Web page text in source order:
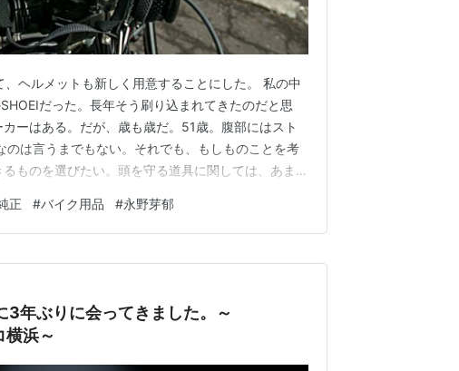
ヘルメットも新しく用意することにした。 私の中
だった。長年そう刷り込まれてきたのだと思
ーはある。だが、歳も歳だ。51歳。腹部にはスト
のは言うまでもない。それでも、もしものことを考
ものを選びたい。頭を守る道具に関しては、あまり
だ、せっかくハーレーに乗るのである。 ハーレー
正 #バイク用品 #永野芽郁
3年ぶりに会ってきました。～
浜～